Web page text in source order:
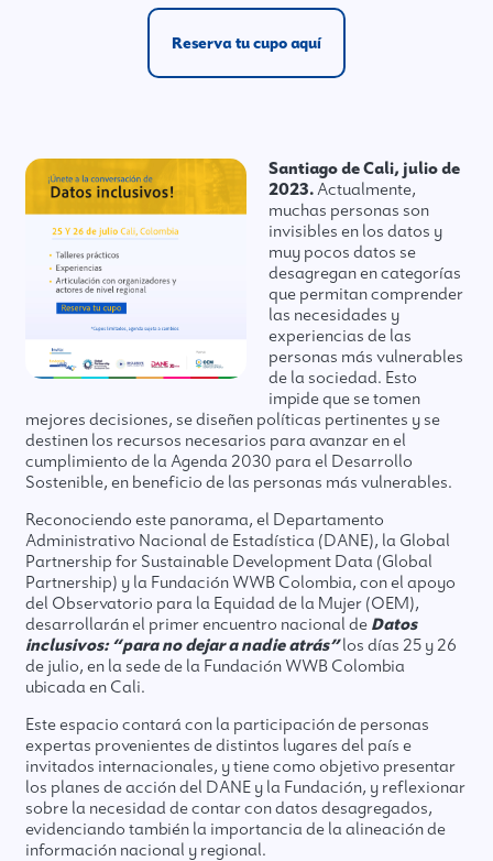
Reserva tu cupo aquí
Santiago de Cali, julio de
2023. Actualmente,
muchas personas son
invisibles en los datos y
muy pocos datos se
desagregan en categorías
que permitan comprender
las necesidades y
experiencias de las
personas más vulnerables
de la sociedad. Esto
impide que se tomen
mejores decisiones, se diseñen políticas pertinentes y se
destinen los recursos necesarios para avanzar en el
cumplimiento de la Agenda 2030 para el Desarrollo
Sostenible, en beneficio de las personas más vulnerables.
Reconociendo este panorama, el Departamento
Administrativo Nacional de Estadística (DANE), la Global
Partnership for Sustainable Development Data (Global
Partnership) y la Fundación WWB Colombia, con el apoyo
del Observatorio para la Equidad de la Mujer (OEM),
desarrollarán el primer encuentro nacional de Datos
inclusivos: “para no dejar a nadie atrás”los días 25 y 26
de julio, en la sede de la Fundación WWB Colombia
ubicada en Cali.
Este espacio contará con la participación de personas
expertas provenientes de distintos lugares del país e
invitados internacionales, y tiene como objetivo presentar
los planes de acción del DANE y la Fundación, y reflexionar
sobre la necesidad de contar con datos desagregados,
evidenciando también la importancia de la alineación de
información nacional y regional.